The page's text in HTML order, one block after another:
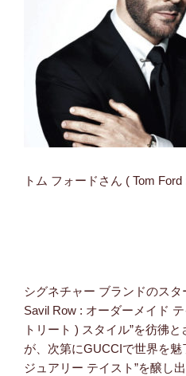
トム フォードさん ( Tom
シグネチャー ブランドのス
Savil Row : オーダーメイド
トリート ) スタイル”を彷彿
が、次第にGUCCIで世界を
ジュアリー テイスト”を醸し